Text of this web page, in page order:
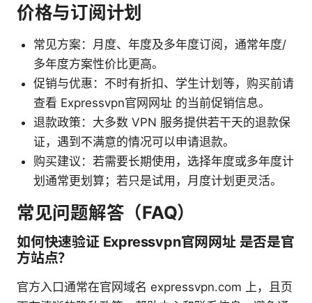
价格与订阅计划
常见方案：月度、年度及多年度订阅，通常年度/
多年度方案性价比更高。
促销与优惠：不时有折扣、学生计划等，购买前请
查看 Expressvpn官网网址 的当前促销信息。
退款政策：大多数 VPN 服务提供若干天的退款保
证，遇到不满意的情况可以申请退款。
购买建议：若需要长期使用，选择年度或多年度计
划通常更划算；若只是试用，月度计划更灵活。
常见问题解答（FAQ）
如何快速验证 Expressvpn官网网址 是否是官
方站点？
官方入口通常在官网域名 expressvpn.com 上，且页